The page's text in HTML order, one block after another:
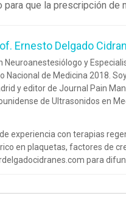
que la prescripción de
Ernesto Delgado
Neuroanestesiólogo y
Nacional de Medicina 2018.
y editor de Journal Pain
de Ultrasonidos en
experiencia con terapias
en plaquetas, factores de
para